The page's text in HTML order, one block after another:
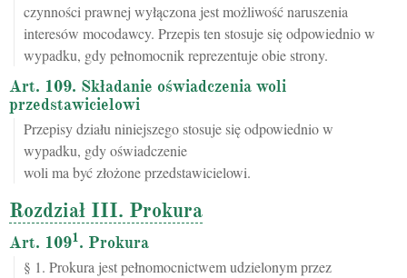
czynności prawnej wyłączona jest możliwość naruszenia
interesów mocodawcy. Przepis ten stosuje się odpowiednio w
wypadku, gdy pełnomocnik reprezentuje obie strony.
Art. 109. Składanie oświadczenia woli
przedstawicielowi
Przepisy działu niniejszego stosuje się odpowiednio w
wypadku, gdy oświadczenie
woli ma być złożone przedstawicielowi.
Rozdział III. Prokura
Art. 1091. Prokura
§ 1. Prokura jest pełnomocnictwem udzielonym przez